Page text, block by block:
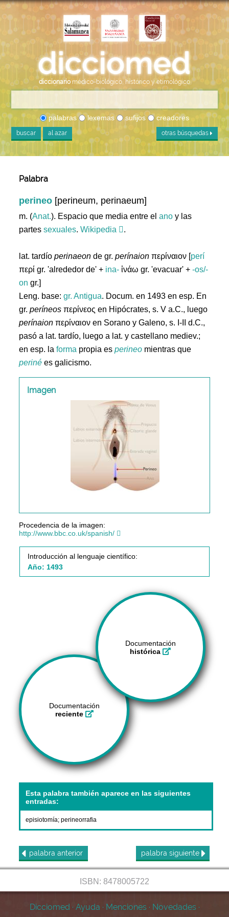
diccionario médico-biológico, histórico y etimológico
palabras lexemas sufijos creadores
buscar al azar otras búsquedas
Palabra
perineo [perineum, perinaeum]
m. (Anat.). Espacio que media entre elano y las
partessexuales.Wikipedia .
lat. tardíoperinaeon de gr. perínaion περίναιον [perí
περί gr. 'alrededor de' + ina- ἰνάω gr. 'evacuar' +-os/-
on gr.]
Leng. base:gr. Antigua. Docum. en 1493 en esp. En
gr.períneos περίνεος en Hipócrates, s. V a.C., luego
perínaion περίναιον en Sorano y Galeno, s. I-II d.C.,
pasó a lat. tardío, luego a lat. y castellano mediev.;
en esp. laforma propia esperineo mientras que
periné es galicismo.
Imagen
Procedencia de la imagen:
http://www.bbc.co.uk/spanish/
Introducción al lenguaje científico:
Año: 1493
Documentación
histórica
Documentación
reciente
Esta palabra también aparece en las siguientes
entradas:
episiotomía;perineorrafia
palabra anterior palabra siguiente
ISBN: 8478005722
Dicciomed · Ayuda · Menciones · Novedades ·